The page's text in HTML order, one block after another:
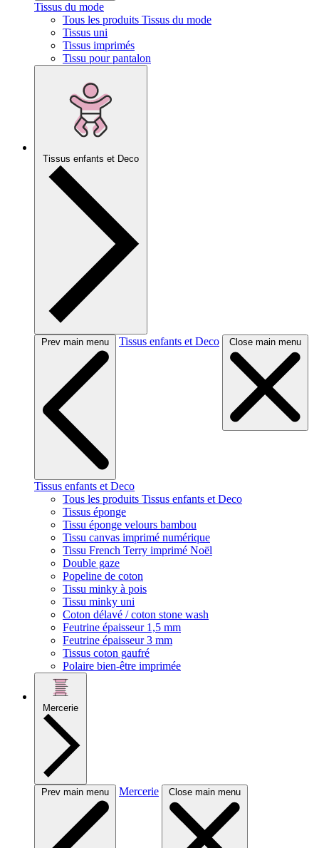
Tissus du mode
Tous les produits Tissus du mode
Tissus uni
Tissus imprimés
Tissu pour pantalon
Tissus enfants et Deco
Prev main menu Tissus enfants et Deco Close main menu
Tissus enfants et Deco
Tous les produits Tissus enfants et Deco
Tissus éponge
Tissu éponge velours bambou
Tissu canvas imprimé numérique
Tissu French Terry imprimé Noël
Double gaze
Popeline de coton
Tissu minky à pois
Tissu minky uni
Coton délavé / coton stone wash
Feutrine épaisseur 1,5 mm
Feutrine épaisseur 3 mm
Tissus coton gaufré
Polaire bien-être imprimée
Mercerie
Prev main menu Mercerie Close main menu